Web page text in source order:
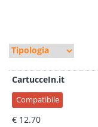
CartucceIn.it
Compatibile
€ 12.70